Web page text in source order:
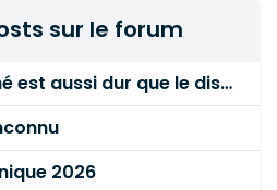
sur le forum
Est-ce que le marché est aussi dur que le disent les commerciaux ?
2026